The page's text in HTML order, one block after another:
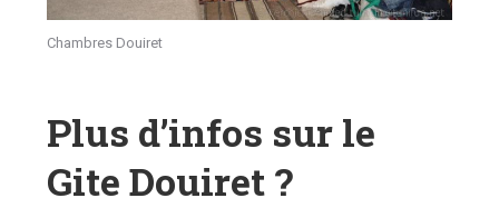
Chambres Douiret
Plus d’infos sur le
Gite Douiret ?